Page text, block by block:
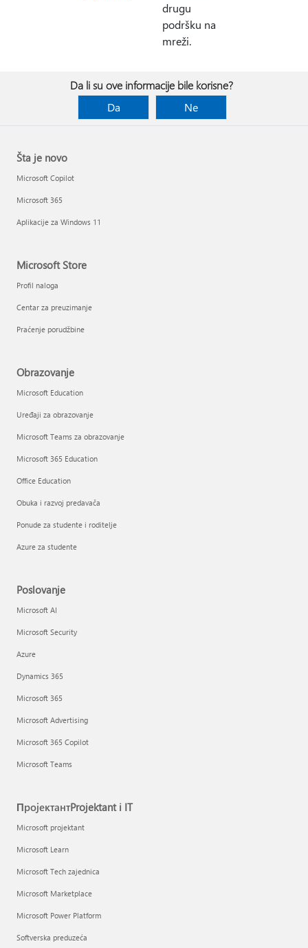
drugu
podršku na
mreži.
Da li su ove informacije bile korisne?
Da
Ne
Šta je novo
Microsoft Copilot
Microsoft 365
Aplikacije za Windows 11
Microsoft Store
Profil naloga
Centar za preuzimanje
Praćenje porudžbine
Obrazovanje
Microsoft Education
Uređaji za obrazovanje
Microsoft Teams za obrazovanje
Microsoft 365 Education
Office Education
Obuka i razvoj predavača
Ponude za studente i roditelje
Azure za studente
Poslovanje
Microsoft AI
Microsoft Security
Azure
Dynamics 365
Microsoft 365
Microsoft Advertising
Microsoft 365 Copilot
Microsoft Teams
ПројектантProjektant i IT
Microsoft projektant
Microsoft Learn
Microsoft Tech zajednica
Microsoft Marketplace
Microsoft Power Platform
Softverska preduzeća